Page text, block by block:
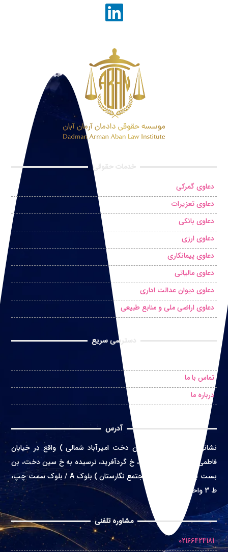
خدمات حقوقی
دعاوی گمرکی
دعاوی تعزیرات
دعاوی بانکی
دعاوی ارزی
دعاوی پیمانکاری
دعاوی مالیاتی
دعاوی دیوان عدالت اداری
دعاوی اراضی ملی و منابع طبیعی
دسترسی سریع
تماس با ما
درباره ما
آدرس
نشانی
تهران ( محله سین دخت امیرآباد شمالی ) واقع در خیابان
فاطمی غربی، خ اعتماد زاده، خ گردآفرید، نرسیده به خ سین دخت، بن
بست بهشت، پلاک 4 ( مجتمع نگارستان ) بلوک A / بلوک سمت چپ،
ط 3 واحد 10
مشاوره تلفنی
02166424181